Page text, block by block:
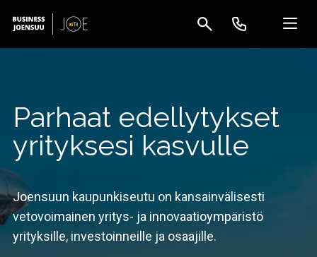
Parhaat edellytykset
yrityksesi kasvulle
Joensuun kaupunkiseutu on kansainvälisesti
vetovoimainen yritys- ja innovaatioympäristö
yrityksille, investoinneille ja osaajille.